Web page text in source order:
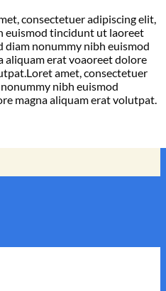
consectetuer adipiscing elit,
euismod tincidunt ut laoreet
diam nonummy nibh euismod
aliquam erat voaoreet dolore
amet, consectetuer
nibh euismod
magna aliquam erat volutpat.